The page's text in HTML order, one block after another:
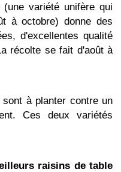
variété unifère qui
à octobre) donne des
d'excellentes qualité
récolte se fait d'août à
à planter contre un
Ces deux variétés
raisins de table